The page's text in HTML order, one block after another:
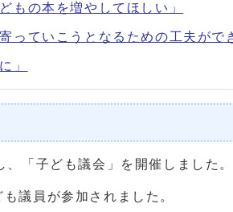
もの本を増やしてほしい」
っていこうとなるための工夫がで
」
「子ども議会」を開催しました。
議員が参加されました。